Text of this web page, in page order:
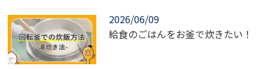
2026/06/09
給食のごはんをお釜で炊きたい！